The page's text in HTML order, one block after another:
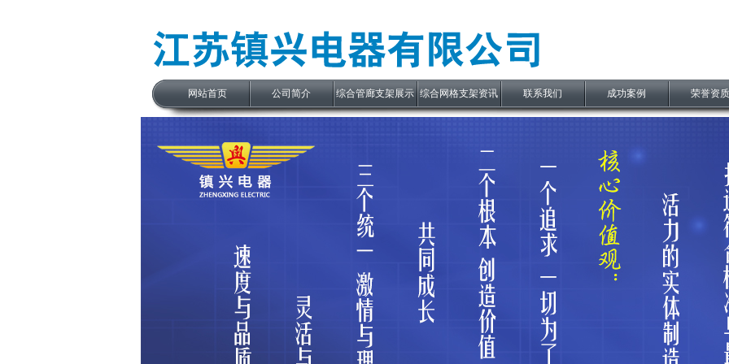
网站首页 公司简介 综合管廊支架展示 综合网格支架资讯 联系我们 成功案例 荣誉资质